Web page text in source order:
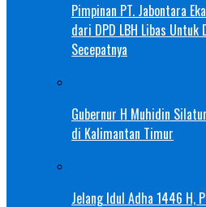
Pimpinan PT. Jabontara
dari DPD LBH Libas Untuk
Secepatnya
Gubernur H Muhidin
di Kalimantan Timur
Jelang Idul Adha 1446 H,